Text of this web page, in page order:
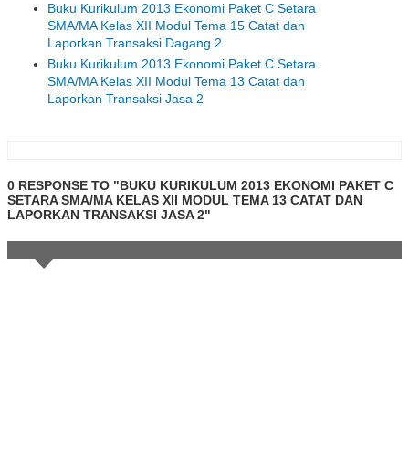
Buku Kurikulum 2013 Ekonomi Paket C Setara
SMA/MA Kelas XII Modul Tema 15 Catat dan
Laporkan Transaksi Dagang 2
Buku Kurikulum 2013 Ekonomi Paket C Setara
SMA/MA Kelas XII Modul Tema 13 Catat dan
Laporkan Transaksi Jasa 2
0 RESPONSE TO "BUKU KURIKULUM 2013 EKONOMI PAKET C
SETARA SMA/MA KELAS XII MODUL TEMA 13 CATAT DAN
LAPORKAN TRANSAKSI JASA 2"